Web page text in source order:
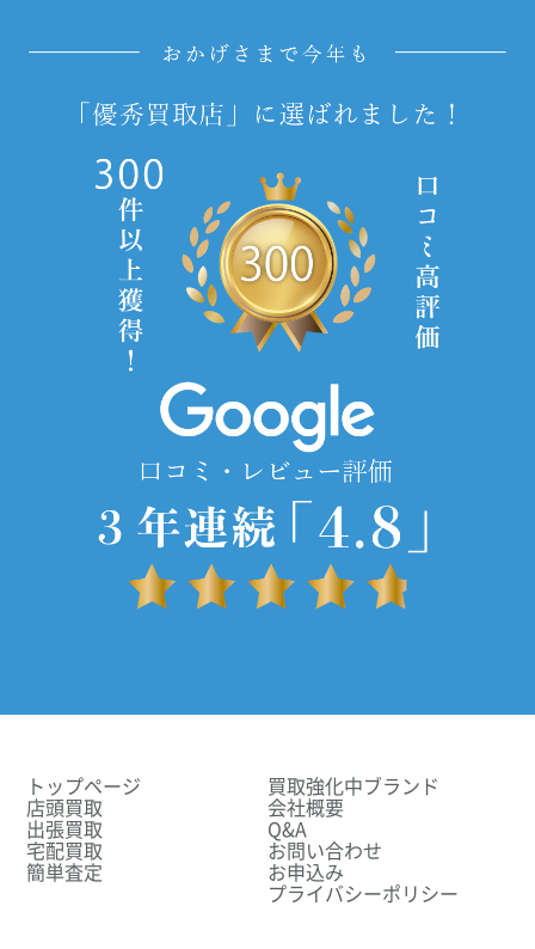
トップページ
店頭買取
出張買取
宅配買取
簡単査定
買取強化中ブランド
会社概要
Q&A
お問い合わせ
お申込み
プライバシーポリシー